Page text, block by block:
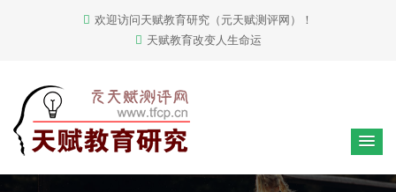
欢迎访问天赋教育研究（元天赋测评网）！
天赋教育改变人生命运